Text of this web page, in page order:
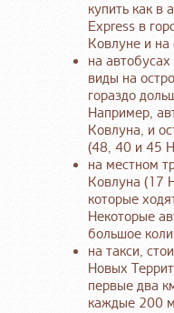
купить как в
Express в
Ковлуне и на
на
виды на
гораздо
Например,
Ковлуна, и
(48, 40 и 45
на местном
Ковлуна (17
которые
Некоторые
большое
на такси,
Новых
первые два
каждые 200